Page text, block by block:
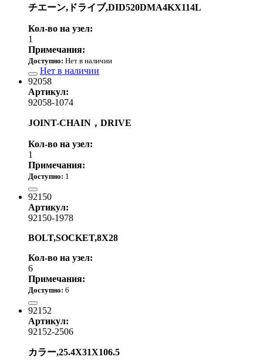
チエーン,ドライブ,DID520DMA4KX114L
Кол-во на узел:
1
Примечания:
Доступно: Нет в наличии
Нет в наличии
92058
Артикул:
92058-1074
JOINT-CHAIN，DRIVE
Кол-во на узел:
1
Примечания:
Доступно: 1
92150
Артикул:
92150-1978
BOLT,SOCKET,8X28
Кол-во на узел:
6
Примечания:
Доступно: 6
92152
Артикул:
92152-2506
カラー,25.4X31X106.5